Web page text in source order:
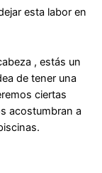
esta labor en
, estás un
de tener una
ciertas
acostumbran a